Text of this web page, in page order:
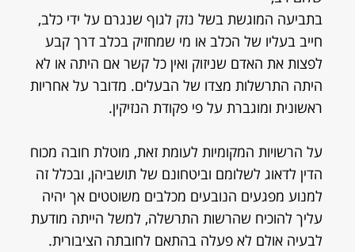
בתביעה המוגשת בשל נזק לגוף שנגרם על ידי כלב,
חייב בעליו של הכלב או מי שמחזיק בכלב דרך קבע
לפצות את האדם שניזוק ואין כל קשר אם היתה או לא
היתה התרשלות מצדו של הבעלים. מדובר על אחריות
ראשונית ומוגברת על פי פקודת הנזיקין.
על הרשויות המקומיות לעומת זאת, מוטלת חובה מכוח
הדין לדאוג לשלומם וביטחונם של תושביהן, ובכלל זה
למנוע מפגעים הנובעים מכלבים משוטטים אך יהיה
עליך להוכיח שהרשות התרשלה, למשל הייתה מודעת
לבעיה אולם לא פעלה בהתאם לחובתה הציבורית.